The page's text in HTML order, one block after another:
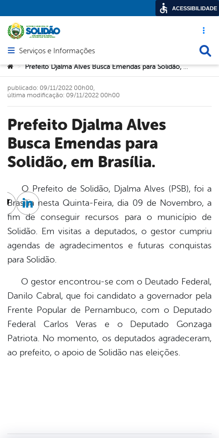
Acesso
Abrir menu principal de navegação
Serviços e Informações
Você está aqui:
> Prefeito Djalma Alves Busca Emendas para Solidão, em Brasília.
Prefeito Djalma Alves
Busca Emendas para
Solidão, em Brasília.
publicado: 09/11/2022 00h00,
última modificação: 09/11/2022 00h00
O Prefeito de Solidão, Djalma Alves (PSB), foi a
Brasília nesta Quinta-Feira, dia 09 de Novembro, a
fim de conseguir recursos para o município de
Solidão. Em visitas a deputados, o gestor cumpriu
agendas de agradecimentos e futuras conquistas
para Solidão.
O gestor encontrou-se com o Deutado Federal,
Danilo Cabral, que foi candidato a governador pela
Frente Popular de Pernambuco, com o Deputado
Federal Carlos Veras e o Deputado Gonzaga
Patriota. No momento, os deputados agradeceram,
ao prefeito, o apoio de Solidão nas eleições.
Twitter
Linkedin
ACESSIBILIDADE